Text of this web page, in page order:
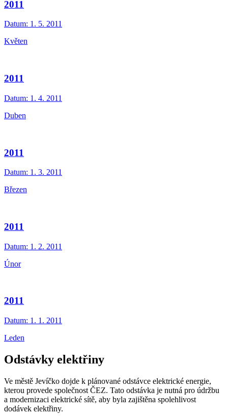
2011
Datum: 1. 5. 2011
Květen
2011
Datum: 1. 4. 2011
Duben
2011
Datum: 1. 3. 2011
Březen
2011
Datum: 1. 2. 2011
Únor
2011
Datum: 1. 1. 2011
Leden
Odstávky elektřiny
Ve městě Jevíčko dojde k plánované odstávce elektrické energie,
kterou provede společnost ČEZ. Tato odstávka je nutná pro údržbu
a modernizaci elektrické sítě, aby byla zajištěna spolehlivost
dodávek elektřiny.